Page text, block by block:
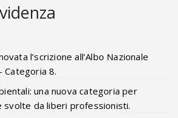
l’scrizione all’Albo Nazionale
Categoria 8.
una nuova categoria per
da liberi professionisti.